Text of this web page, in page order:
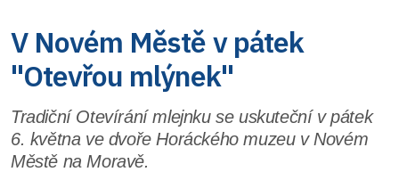
V Novém Městě v pátek
"Otevřou mlýnek"
Tradiční Otevírání mlejnku se uskuteční v pátek
6. května ve dvoře Horáckého muzeu v Novém
Městě na Moravě.